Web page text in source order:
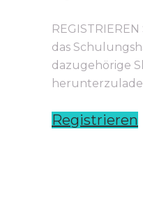
das
dazugehörige
Registrieren